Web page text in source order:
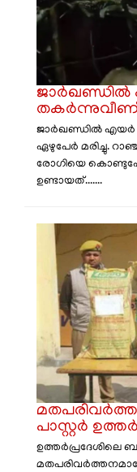
തകർന്നുവീണ്
ജാർഖണ്ഡിൽ
ഏഴുപേർ മരിച്ചു.
രോഗിയെ
ഉണ്ടായത്.......
പാസ്റ്റർ
ഉത്തർപ്രദേശിലെ